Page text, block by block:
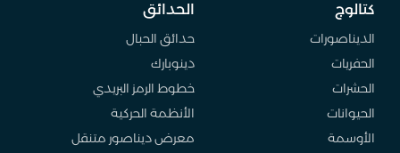
كتالوج
الديناصورات
الحفريات
الحشرات
الحيوانات
الأوسمة
الحدائق
حدائق الحبال
دينوبارك
خطوط الرمز البريدي
الأنظمة الحركية
معرض ديناصور متنقل